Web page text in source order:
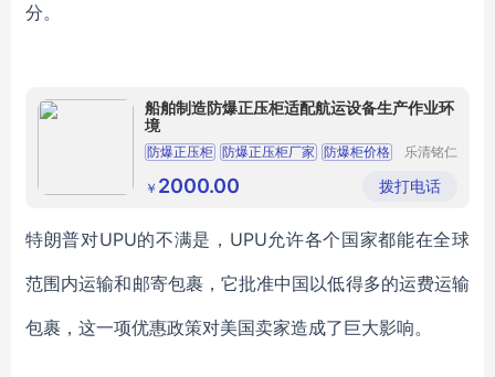
分。
船舶制造防爆正压柜适配航运设备生产作业环
境
防爆正压柜 防爆正压柜厂家 防爆柜价格
正压防爆柜批发价
乐清铭仁
有限公司
￥ 2000.00 拨打电话
特朗普对UPU的不满是，UPU允许各个国家都能在全球
范围内运输和邮寄包裹，它批准中国以低得多的运费运输
包裹，这一项优惠政策对美国卖家造成了巨大影响。